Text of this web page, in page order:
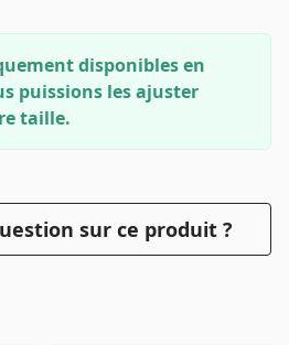
disponibles en
puissions les ajuster
taille.
sur ce produit ?